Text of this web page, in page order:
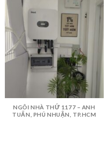
NGÔI NHÀ THỨ 1177 – ANH
TUẤN, PHÚ NHUẬN, TP.HCM